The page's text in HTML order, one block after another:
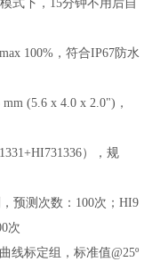
式下，15分钟不用后自
100%，符合IP67防水
(5.6 x 4.0 x 2.0")，
），规
预测次数：100次；HI9
次
线标定组，标准值@25º